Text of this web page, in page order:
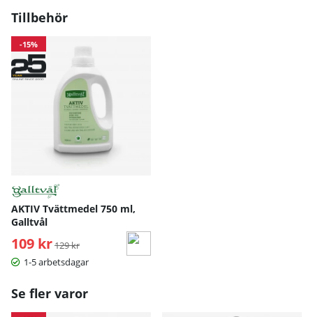
Tillbehör
-15%
AKTIV Tvättmedel 750 ml,
Galltvål
109 kr Ordinarie pris:
129 kr
1-5 arbetsdagar
Se fler varor